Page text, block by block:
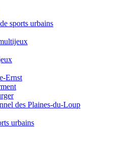
sports urbains
Ernst
des Plaines-du-Loup
urbains